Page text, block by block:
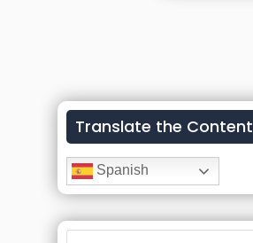
Translate the Content
Spanish